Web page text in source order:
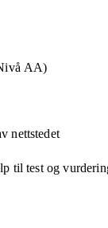
AA)
nettstedet
til test og